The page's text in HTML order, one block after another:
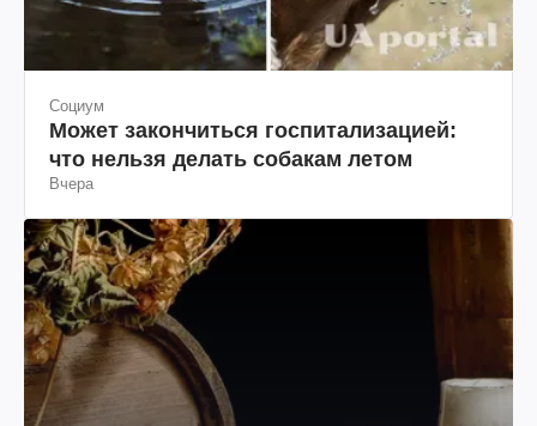
Социум
Может закончиться госпитализацией:
что нельзя делать собакам летом
Вчера